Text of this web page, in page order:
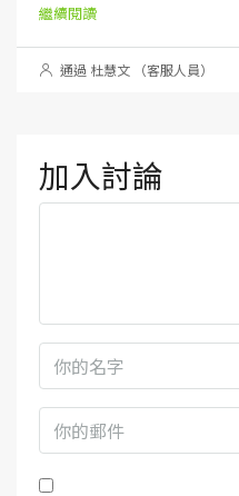
繼續閱讀
通過 杜慧文 （客服人員）
加入討論